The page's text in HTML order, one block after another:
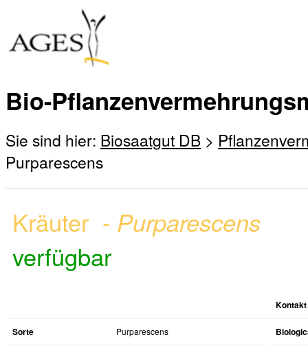
Bio-
Sie sind hier: Biosaatgut DB >
Purparescens
Kräuter - Purparescens
verfügbar
Sorte Purparescens
Kontakt